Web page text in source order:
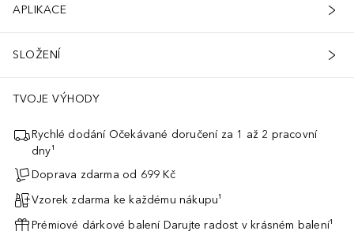
APLIKACE
SLOŽENÍ
TVOJE VÝHODY
Rychlé dodání Očekávané doručení za 1 až 2 pracovní
dny¹
Doprava zdarma od 699 Kč
Vzorek zdarma ke každému nákupu¹
Prémiové dárkové balení Darujte radost v krásném balení¹